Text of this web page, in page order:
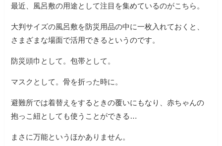
最近、風呂敷の用途として注目を集めているのがこちら。
大判サイズの風呂敷を防災用品の中に一枚入れておくと、
さまざまな場面で活用できるというのです。
防災頭巾として。包帯として。
マスクとして。骨を折った時に。
避難所では着替えをするときの覆いにもなり、赤ちゃんの
抱っこ紐としても使うことができる…
まさに万能というほかありません。